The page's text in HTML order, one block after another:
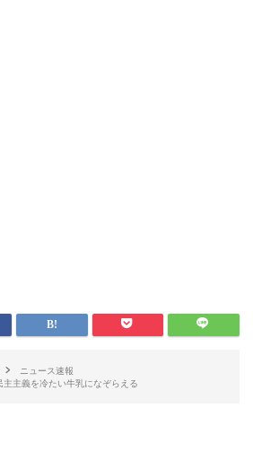
ニュース速報
主義を冷たい牛乳になぞらえる